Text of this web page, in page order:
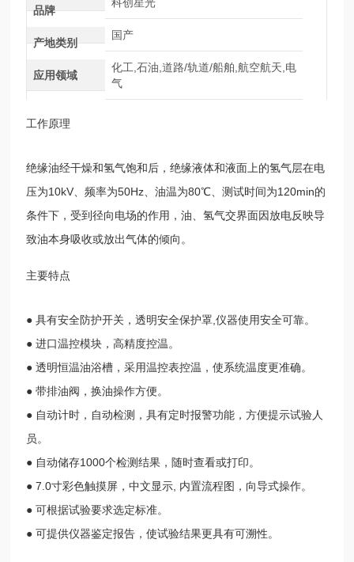
品牌
产地类别
国产
应用领域
化工,石油,道路/轨道/船舶,航空航天,电
气
工作原理
绝缘油经干燥和氢气饱和后，绝缘液体和液面上的氢气层在电
压为10kV、频率为50Hz、油温为80℃、测试时间为120min的
条件下，受到径向电场的作用，油、氢气交界面因放电反映导
致油本身吸收或放出气体的倾向。
主要特点
● 具有安全防护开关，透明安全保护罩,仪器使用安全可靠。
● 进口温控模块，高精度控温。
● 透明恒温油浴槽，采用温控表控温，使系统温度更准确。
● 带排油阀，换油操作方便。
● 自动计时，自动检测，具有定时报警功能，方便提示试验人
员。
● 自动储存1000个检测结果，随时查看或打印。
● 7.0寸彩色触摸屏，中文显示, 内置流程图，向导式操作。
● 可根据试验要求选定标准。
● 可提供仪器鉴定报告，使试验结果更具有可溯性。